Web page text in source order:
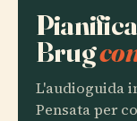
Brug
L'audioguida
Pensata per